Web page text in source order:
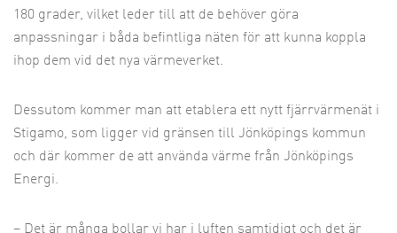
180 grader, vilket leder till att de behöver göra
anpassningar i båda befintliga näten för att kunna koppla
ihop dem vid det nya värmeverket.
Dessutom kommer man att etablera ett nytt fjärrvärmenät i
Stigamo, som ligger vid gränsen till Jönköpings kommun
och där kommer de att använda värme från Jönköpings
Energi.
– Det är många bollar vi har i luften samtidigt och det är